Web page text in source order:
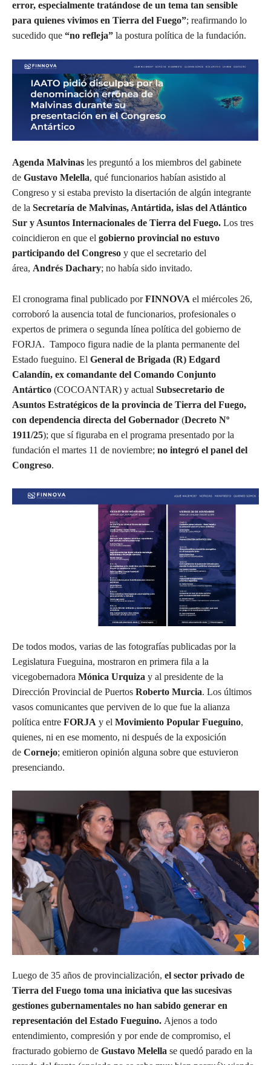
error, especialmente tratándose de un tema tan sensible
para quienes vivimos en Tierra del Fuego”; reafirmando lo
sucedido que “no refleja” la postura política de la fundación.
Agenda Malvinas les preguntó a los miembros del gabinete
de Gustavo Melella, qué funcionarios habían asistido al
Congreso y si estaba previsto la disertación de algún integrante
de la Secretaría de Malvinas, Antártida, islas del Atlántico
Sur y Asuntos Internacionales de Tierra del Fuego. Los tres
coincidieron en que el gobierno provincial no estuvo
participando del Congreso y que el secretario del
área, Andrés Dachary; no había sido invitado.
El cronograma final publicado porFINNOVA el miércoles 26,
corroboró la ausencia total de funcionarios, profesionales o
expertos de primera o segunda línea política del gobierno de
FORJA. Tampoco figura nadie de la planta permanente del
Estado fueguino. El General de Brigada (R) Edgard
Calandín, ex comandante del Comando Conjunto
Antártico (COCOANTAR) y actual Subsecretario de
Asuntos Estratégicos de la provincia de Tierra del Fuego,
con dependencia directa del Gobernador (Decreto Nº
1911/25); que sí figuraba en el programa presentado por la
fundación el martes 11 de noviembre; no integró el panel del
Congreso.
De todos modos, varias de las fotografías publicadas por la
Legislatura Fueguina, mostraron en primera fila a la
vicegobernadora Mónica Urquiza y al presidente de la
Dirección Provincial de Puertos Roberto Murcia. Los últimos
vasos comunicantes que perviven de lo que fue la alianza
política entre FORJA y el Movimiento Popular Fueguino,
quienes, ni en ese momento, ni después de la exposición
de Cornejo; emitieron opinión alguna sobre que estuvieron
presenciando.
Luego de 35 años de provincialización, el sector privado de
Tierra del Fuego toma una iniciativa que las sucesivas
gestiones gubernamentales no han sabido generar en
representación del Estado Fueguino. Ajenos a todo
entendimiento, compresión y por ende de compromiso, el
fracturado gobierno de Gustavo Melella se quedó parado en la